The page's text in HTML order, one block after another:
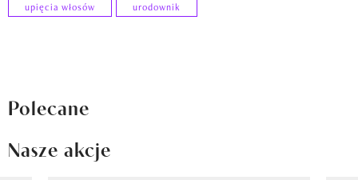
upięcia włosów
urodownik
Polecane
Nasze akcje